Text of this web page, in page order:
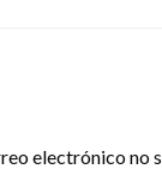
electrónico no